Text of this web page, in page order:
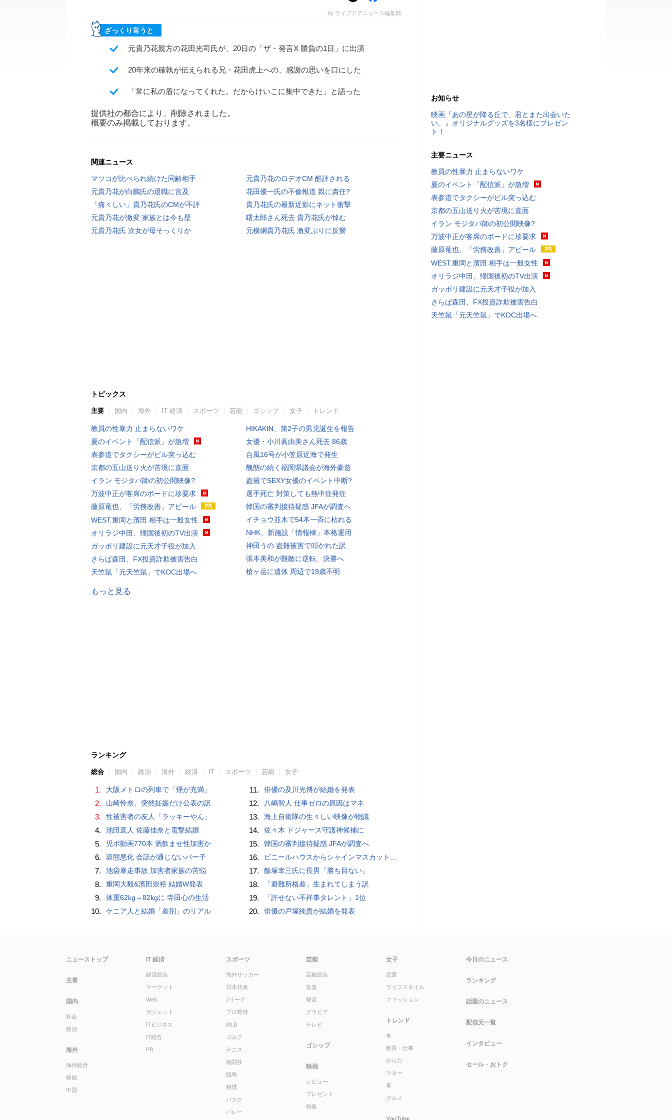
by ライブドアニュース編集部
ざっくり言うと
元貴乃花親方の花田光司氏が、20日の「ザ・発言X 勝負の1日」に出演
20年来の確執が伝えられる兄・花田虎上への、感謝の思いを口にした
「常に私の盾になってくれた。だからけいこに集中できた」と語った
提供社の都合により、削除されました。
概要のみ掲載しております。
関連ニュース
マツコが比べられ続けた同齢相手
元貴乃花のロデオCM 酷評される
元貴乃花が白鵬氏の退職に言及
花田優一氏の不倫報道 親に責任?
「痛々しい」貴乃花氏のCMが不評
貴乃花氏の最新近影にネット衝撃
元貴乃花が激変 家族とは今も壁
曙太郎さん死去 貴乃花氏が悼む
元貴乃花氏 次女が母そっくりか
元横綱貴乃花氏 激変ぶりに反響
トピックス
主要 国内 海外 IT 経済 スポーツ 芸能 ゴシップ 女子 トレンド
教員の性暴力 止まらないワケ
夏のイベント「配信派」が急増
表参道でタクシーがビル突っ込む
京都の五山送り火が苦境に直面
イラン モジタバ師の初公開映像?
万波中正が客席のボードに珍要求
藤原竜也、「労務改善」アピール
WEST.重岡と濱田 相手は一般女性
オリラジ中田、帰国後初のTV出演
ガッポリ建設に元天才子役が加入
さらば森田、FX投資詐欺被害告白
天竺鼠「元天竺鼠」でKOC出場へ
HIKAKIN、第2子の男児誕生を報告
女優・小川眞由美さん死去 86歳
台風16号が小笠原近海で発生
醜態の続く福岡県議会が海外豪遊
盗撮でSEXY女優のイベント中断?
選手死亡 対策しても熱中症発症
韓国の審判接待疑惑 JFAが調査へ
イチョウ並木で54本一斉に枯れる
NHK、新施設「情報棟」本格運用
神田うの 盗難被害で叩かれた訳
張本美和が難敵に逆転、決勝へ
槍ヶ岳に遺体 周辺で19歳不明
もっと見る
ランキング
総合 国内 政治 海外 経済 IT スポーツ 芸能 女子
1. 大阪メトロの列車で「煙が充満」
2. 山崎怜奈、突然妊娠だけ公表の訳
3. 性被害者の友人「ラッキーやん」
4. 池田直人 佐藤佳奈と電撃結婚
5. 児ポ動画770本 酒飲ませ性加害か
6. 容態悪化 会話が通じないパー子
7. 池袋暴走事故 加害者家族の苦悩
8. 重岡大毅&濱田崇裕 結婚W発表
9. 体重62kg→82kgに 寺田心の生活
10. ケニア人と結婚「差別」のリアル
11. 俳優の及川光博が結婚を発表
12. 八嶋智人 仕事ゼロの原因はマネ
13. 海上自衛隊の生々しい映像が物議
14. 佐々木 ドジャース守護神候補に
15. 韓国の審判接待疑惑 JFAが調査へ
16. ビニールハウスからシャインマスカット約200房を盗んだ疑い ネットで販売か 無職の男（42）逮捕 岡山県警
17. 飯塚幸三氏に長男「勝ち目ない」
18. 「避難所格差」生まれてしまう訳
19. 「許せない不祥事タレント」1位
20. 俳優の戸塚純貴が結婚を発表
お知らせ
映画『あの星が降る丘で、君とまた出会いた
い。』オリジナルグッズを3名様にプレゼン
ト！
主要ニュース
教員の性暴力 止まらないワケ
夏のイベント「配信派」が急増
表参道でタクシーがビル突っ込む
京都の五山送り火が苦境に直面
イラン モジタバ師の初公開映像?
万波中正が客席のボードに珍要求
藤原竜也、「労務改善」アピール
WEST.重岡と濱田 相手は一般女性
オリラジ中田、帰国後初のTV出演
ガッポリ建設に元天才子役が加入
さらば森田、FX投資詐欺被害告白
天竺鼠「元天竺鼠」でKOC出場へ
ニューストップ
主要
国内
社会
政治
海外
海外総合
韓国
中国
IT 経済
経済総合
マーケット
Web
ガジェット
ITビジネス
IT総合
PR
スポーツ
海外サッカー
日本代表
Jリーグ
プロ野球
MLB
ゴルフ
テニス
格闘技
競馬
相撲
バスケ
バレー
芸能
芸能総合
音楽
韓流
グラビア
テレビ
ゴシップ
映画
レビュー
プレゼント
特集
女子
恋愛
ライフスタイル
ファッション
トレンド
本
教育・仕事
からだ
マネー
車
グルメ
今日のニュース
ランキング
話題のニュース
配信元一覧
インタビュー
セール・おトク